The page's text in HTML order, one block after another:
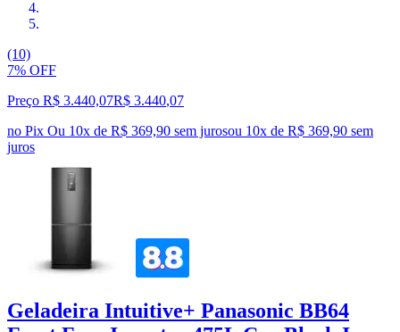
(10)
7% OFF
Preço R$ 3.440,07R$ 3.440,07
no Pix Ou 10x de R$ 369,90 sem jurosou 10x de R$ 369,90 sem
juros
Geladeira Intuitive+ Panasonic BB64